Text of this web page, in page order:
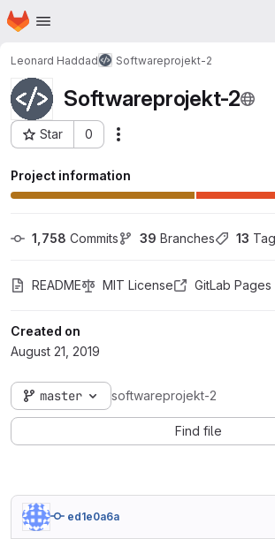
Skip to main content
Homepage
Leonard Haddad Softwareprojekt-2
Softwareprojekt-2
Star 0
Project ID: 18885
Project information
1,758 Commits 39 Branches 13
README MIT License GitLab Pages
Created on
August 21, 2019
master softwareprojekt-2
Find file
ed1e0a6a